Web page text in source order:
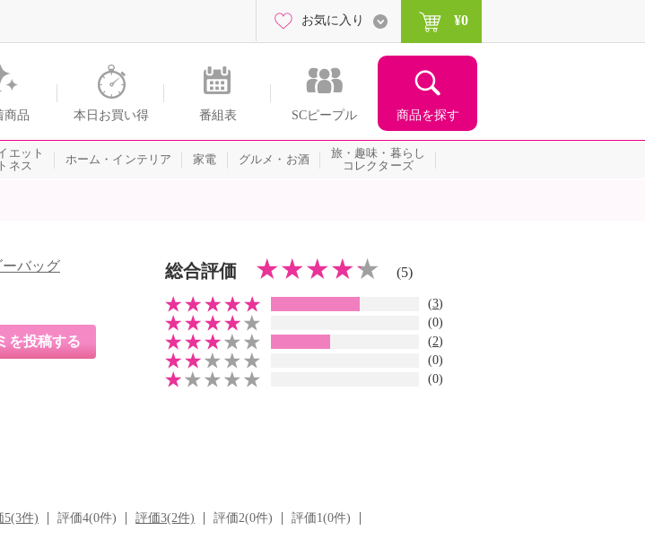
プチャンネル
商品 本日お買い得 番組表 SCピープル 商品を探す
お気に入り ¥0
エット
ネス
ホーム・インテリア 家電 グルメ・お酒
旅・趣味・暮らし
コレクターズ
バッグ
を投稿する
総合評価 (5)
(3)
(0)
(2)
(0)
(0)
5(3件) 評価4(0件) 評価3(2件) 評価2(0件) 評価1(0件)